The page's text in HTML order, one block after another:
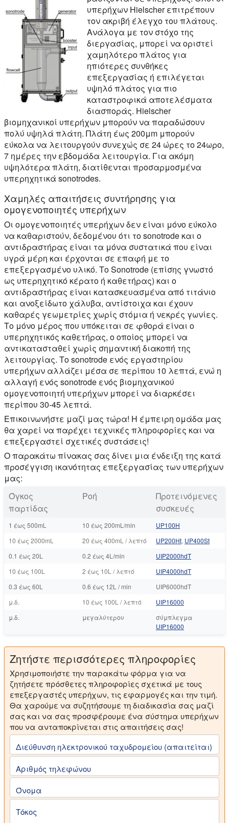
υπερήχων Hielscher επιτρέπουν
τον ακριβή έλεγχο του πλάτους.
Ανάλογα με τον στόχο της
διεργασίας, μπορεί να οριστεί
χαμηλότερο πλάτος για
ηπιότερες συνθήκες
επεξεργασίας ή επιλέγεται
υψηλό πλάτος για πιο
καταστροφικά αποτελέσματα
διασποράς. Hielscher
βιομηχανικοί υπερήχων μπορούν να παραδώσουν
πολύ υψηλά πλάτη. Πλάτη έως 200μm μπορούν
εύκολα να λειτουργούν συνεχώς σε 24 ώρες το 24ωρο,
7 ημέρες την εβδομάδα λειτουργία. Για ακόμη
υψηλότερα πλάτη, διατίθενται προσαρμοσμένα
υπερηχητικά sonotrodes.
Χαμηλές απαιτήσεις συντήρησης για
ομογενοποιητές υπερήχων
Οι ομογενοποιητές υπερήχων δεν είναι μόνο εύκολο
να καθαριστούν, δεδομένου ότι το sonotrode και ο
αντιδραστήρας είναι τα μόνα συστατικά που είναι
υγρά μέρη και έρχονται σε επαφή με το
επεξεργασμένο υλικό. Το Sonotrode (επίσης γνωστό
ως υπερηχητικό κέρατο ή καθετήρας) και ο
αντιδραστήρας είναι κατασκευασμένα από τιτάνιο
και ανοξείδωτο χάλυβα, αντίστοιχα και έχουν
καθαρές γεωμετρίες χωρίς στόμια ή νεκρές γωνίες.
Το μόνο μέρος που υπόκειται σε φθορά είναι ο
υπερηχητικός καθετήρας, ο οποίος μπορεί να
αντικατασταθεί χωρίς σημαντική διακοπή της
λειτουργίας. Το sonotrode ενός εργαστηρίου
υπερήχων αλλάζει μέσα σε περίπου 10 λεπτά, ενώ η
αλλαγή ενός sonotrode ενός βιομηχανικού
ομογενοποιητή υπερήχων μπορεί να διαρκέσει
περίπου 30-45 λεπτά.
Επικοινωνήστε μαζί μας τώρα! Η έμπειρη ομάδα μας
θα χαρεί να παρέχει τεχνικές πληροφορίες και να
επεξεργαστεί σχετικές συστάσεις!
Ο παρακάτω πίνακας σας δίνει μια ένδειξη της κατά
προσέγγιση ικανότητας επεξεργασίας των υπερήχων
μας:
Όγκος
παρτίδας
Ροή
Προτεινόμενες
συσκευές
1 έως 500mL 10 έως 200mL/min
UP100Η
10 έως 2000mL
20 έως 400mL / λεπτό UP200Ht, UP400St
0.1 έως 20L
0.2 έως 4L/min
UIP2000hdT
10 έως 100L
2 έως 10L / λεπτό
UIP4000hdT
0.3 έως 60L
0.6 έως 12L / min
UIP6000hdT
μ.δ.
10 έως 100L / λεπτό
UIP16000
μ.δ.
μεγαλύτερου
σύμπλεγμα
UIP16000
Ζητήστε περισσότερες πληροφορίες
Χρησιμοποιήστε την παρακάτω φόρμα για να
ζητήσετε πρόσθετες πληροφορίες σχετικά με τους
επεξεργαστές υπερήχων, τις εφαρμογές και την τιμή.
Θα χαρούμε να συζητήσουμε τη διαδικασία σας μαζί
σας και να σας προσφέρουμε ένα σύστημα υπερήχων
που να ανταποκρίνεται στις απαιτήσεις σας!
Διεύθυνση ηλεκτρονικού ταχυδρομείου (απαιτείται)
Αριθμός τηλεφώνου
Όνομα
Τόκος